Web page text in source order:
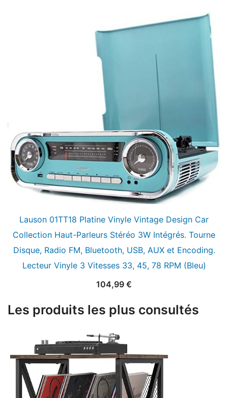
Lauson 01TT18 Platine Vinyle Vintage Design Car
Collection Haut-Parleurs Stéréo 3W Intégrés. Tourne
Disque, Radio FM, Bluetooth, USB, AUX et Encoding.
Lecteur Vinyle 3 Vitesses 33, 45, 78 RPM (Bleu)
104,99 €
Les produits les plus consultés